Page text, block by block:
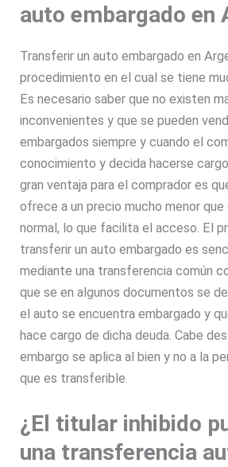
auto embargado en
Transferir un auto embargado en
procedimiento en el cual se tiene
Es necesario saber que no existen
inconvenientes y que se pueden
embargados siempre y cuando el
conocimiento y decida hacerse
gran ventaja para el comprador es
ofrece a un precio mucho menor
normal, lo que facilita el acceso. El
transferir un auto embargado es
mediante una transferencia común
que se en algunos documentos se
el auto se encuentra embargado y
hace cargo de dicha deuda. Cabe
embargo se aplica al bien y no a la
que es transferible.
¿El titular inhibido
una transferencia